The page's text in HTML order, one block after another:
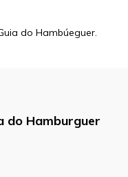
do Hambúeguer.
do Hamburguer